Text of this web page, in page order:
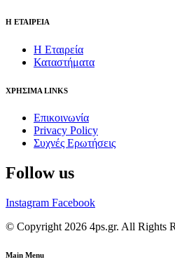
Η ΕΤΑΙΡΕΙΑ
Η Εταιρεία
Καταστήματα
ΧΡΗΣΙΜΑ LINKS
Επικοινωνία
Privacy Policy
Συχνές Ερωτήσεις
Follow us
Instagram Facebook
© Copyright 2026 4ps.gr. All Rights
Main Menu